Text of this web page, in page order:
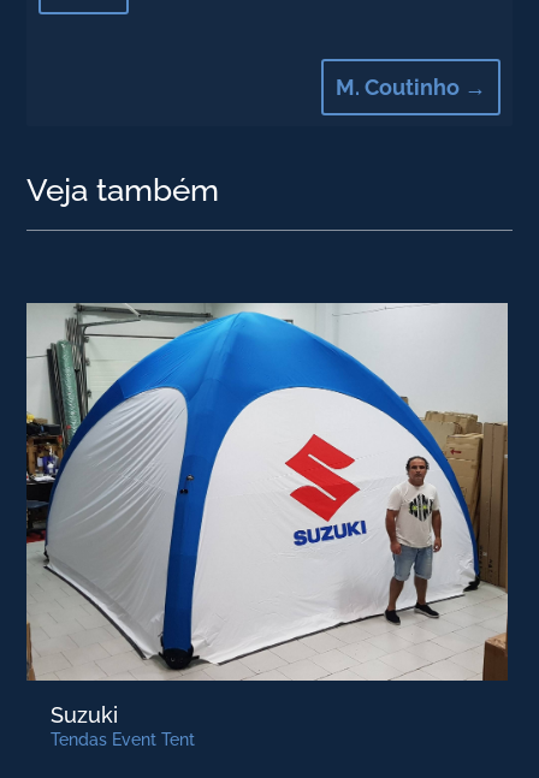
M. Coutinho→
Veja também
Suzuki
Tendas Event Tent